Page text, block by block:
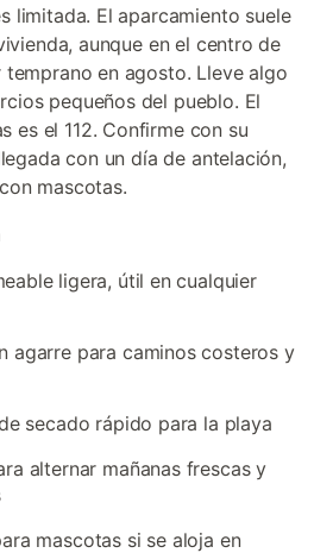
limitada. El aparcamiento suele
aunque en el centro de
en agosto. Lleve algo
pequeños del pueblo. El
es el 112. Confirme con su
con un día de antelación,
mascotas.
ligera, útil en cualquier
agarre para caminos costeros y
secado rápido para la playa
alternar mañanas frescas y
mascotas si se aloja en